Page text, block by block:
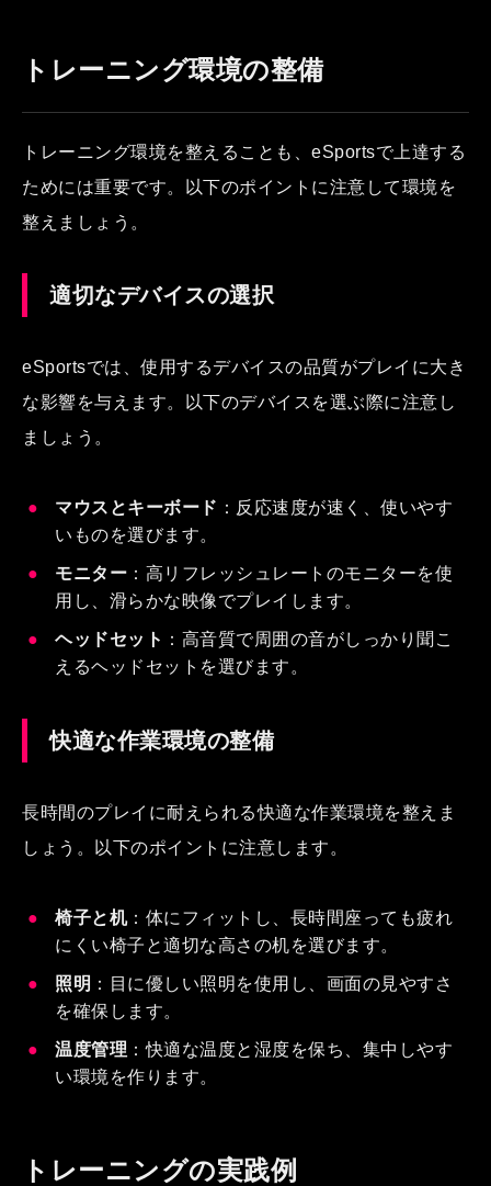
トレーニング環境の整備
トレーニング環境を整えることも、eSportsで上達する
ためには重要です。以下のポイントに注意して環境を
整えましょう。
適切なデバイスの選択
eSportsでは、使用するデバイスの品質がプレイに大き
な影響を与えます。以下のデバイスを選ぶ際に注意し
ましょう。
マウスとキーボード ：反応速度が速く、使いやす
いものを選びます。
モニター ：高リフレッシュレートのモニターを使
用し、滑らかな映像でプレイします。
ヘッドセット ：高音質で周囲の音がしっかり聞こ
えるヘッドセットを選びます。
快適な作業環境の整備
長時間のプレイに耐えられる快適な作業環境を整えま
しょう。以下のポイントに注意します。
椅子と机：体にフィットし、長時間座っても疲れ
にくい椅子と適切な高さの机を選びます。
照明 ：目に優しい照明を使用し、画面の見やすさ
を確保します。
温度管理 ：快適な温度と湿度を保ち、集中しやす
い環境を作ります。
トレーニングの実践例